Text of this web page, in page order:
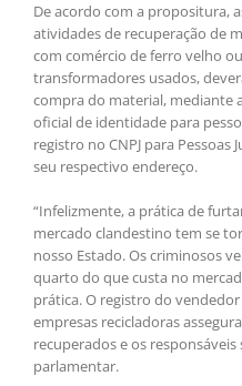
De acordo com a propositura,
atividades de recuperação de
com comércio de ferro velho
transformadores usados,
compra do material, mediante
oficial de identidade para
registro no CNPJ para Pessoas
seu respectivo endereço.
“Infelizmente, a prática de
mercado clandestino tem se
nosso Estado. Os criminosos
quarto do que custa no
prática. O registro do
empresas recicladoras
recuperados e os responsáveis
parlamentar.